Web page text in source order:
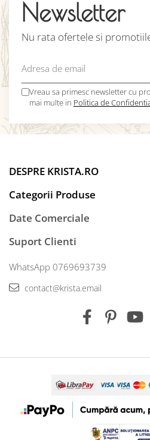
Newsletter
Nu rata ofertele si
Vreau sa primesc newsletter cu
mai multe in Politica de
DESPRE KRISTA.RO
Categorii Produse
Date Comerciale
Suport Clienti
WhatsApp 0769693739
contact@krista.email